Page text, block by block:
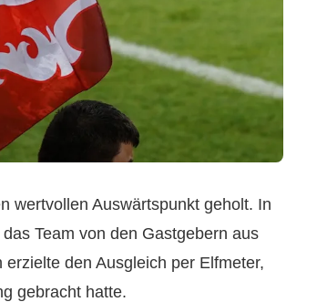
wertvollen Auswärtspunkt geholt. In
Team von den Gastgebern aus
den Ausgleich per Elfmeter,
gebracht hatte.